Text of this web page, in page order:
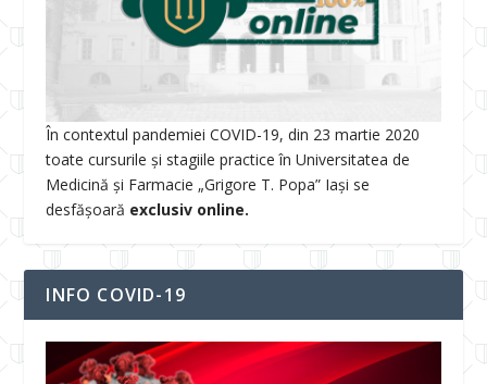
În contextul pandemiei COVID-19, din 23 martie 2020
toate cursurile și stagiile practice în Universitatea de
Medicină și Farmacie „Grigore T. Popa” Iași se
desfășoară exclusiv online.
INFO COVID-19